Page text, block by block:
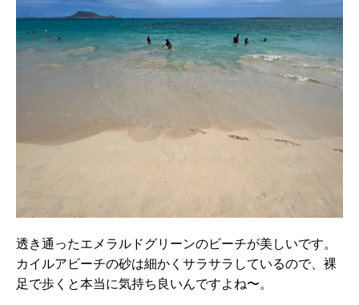
透き通ったエメラルドグリーンのビーチが美しいです。
カイルアビーチの砂は細かくサラサラしているので、裸
足で歩くと本当に気持ち良いんですよね〜。